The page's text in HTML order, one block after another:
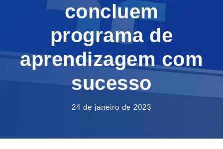
concluem
programa de
aprendizagem com
sucesso
24 de janeiro de 2023